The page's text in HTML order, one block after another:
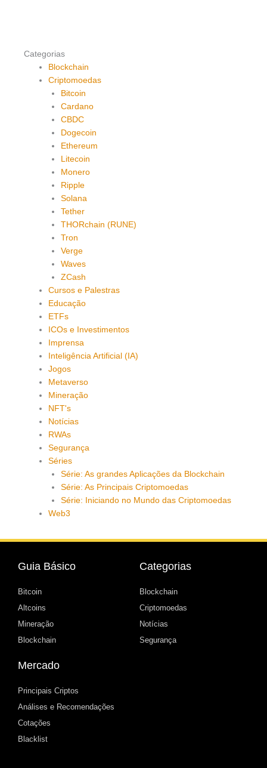
Categorias
Blockchain
Criptomoedas
Bitcoin
Cardano
CBDC
Dogecoin
Ethereum
Litecoin
Monero
Ripple
Solana
Tether
THORchain (RUNE)
Tron
Verge
Waves
ZCash
Cursos e Palestras
Educação
ETFs
ICOs e Investimentos
Imprensa
Inteligência Artificial (IA)
Jogos
Metaverso
Mineração
NFT's
Notícias
RWAs
Segurança
Séries
Série: As grandes Aplicações da Blockchain
Série: As Principais Criptomoedas
Série: Iniciando no Mundo das Criptomoedas
Web3
Guia Básico
Bitcoin
Altcoins
Mineração
Blockchain
Categorias
Blockchain
Criptomoedas
Notícias
Segurança
Mercado
Principais Criptos
Análises e Recomendações
Cotações
Blacklist